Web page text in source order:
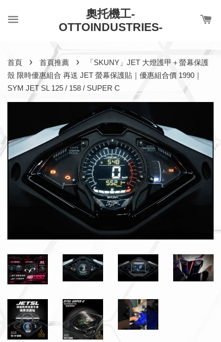
奧托機工-
OTTOINDUSTRIES-
首頁 › 首頁推薦 ›
「SKUNY」JET 大燈護甲＋螢幕保護
殼 限時優惠組合 再送 JET 螢幕保護貼｜優惠組合價 1990｜
SYM JET SL 125 / 158 / SUPER C